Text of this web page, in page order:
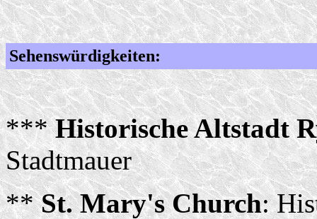
Sehenswürdigkeiten:
***Historische Altstadt
Stadtmauer
**St. Mary's Church: